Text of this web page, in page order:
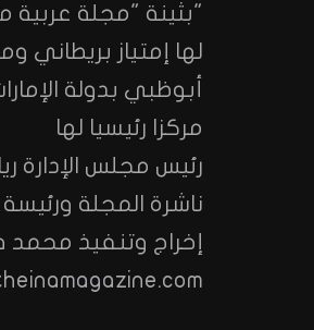
"بثينة "مجلة عربية
لها إمتياز بريطاني
أبوظبي بدولة
مركزا رئيسيا لها
رئيس مجلس الإدارة
ناشرة المجلة ورئيسة
إخراج وتنفيذ محمد